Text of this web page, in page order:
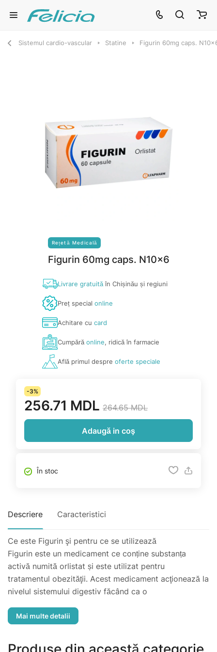
Sistemul cardio-vascular Statine Figurin 60mg caps.
Rețetă Medicală
Figurin 60mg caps. N10x6
Livrare gratuităîn Chișinău și regiuni
Preț special online
Achitare cu card
Cumpărăonline, ridică în farmacie
Află primul despre oferte speciale
-3%
256.71 MDL 264.65 MDL
Adaugă in coş
În stoc
Descriere Caracteristici
Ce este Figurin şi pentru ce se utilizează
Figurin este un medicament ce conține substanța
activă numită orlistat și este utilizat pentru
tratamentul obezităţii. Acest medicament acţionează la
nivelul sistemului digestiv făcând ca o
rămână nedigerate. Figurin se leagă de
blochează, împiedicând astfel distrugerea unei părţi